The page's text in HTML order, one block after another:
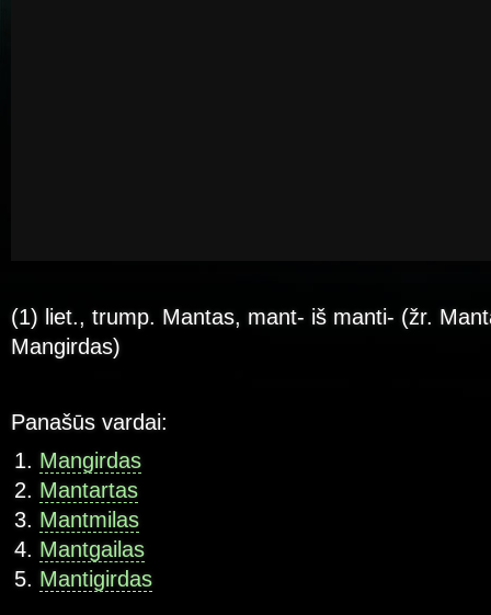
(1) liet., trump. Mantas, mant- iš manti- (žr.
Mangirdas)
Panašūs vardai:
Mangirdas
Mantartas
Mantmilas
Mantgailas
Mantigirdas